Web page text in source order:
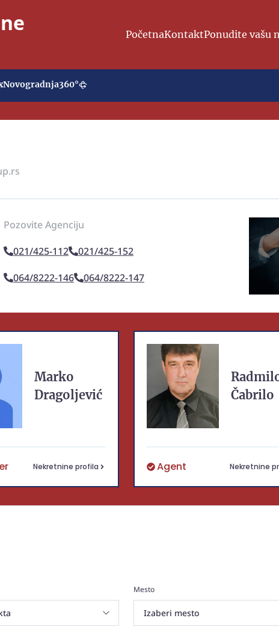
PočetnaKontaktPonudite vašu
Novogradnja360°
Pozovite Agenciju
021/425-112
021/425-152
064/8222-146
064/8222-147
Marko
Dragoljević
Nekretnine profila
Čabrilo
Agent Nekretnine
Mesto